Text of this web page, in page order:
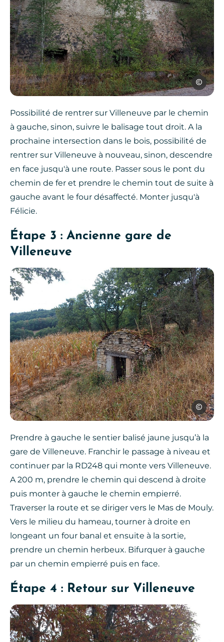
OTOA
Possibilité de rentrer sur Villeneuve par le chemin
à gauche, sinon, suivre le balisage tout droit. A la
prochaine intersection dans le bois, possibilité de
rentrer sur Villeneuve à nouveau, sinon, descendre
en face jusqu'à une route. Passer sous le pont du
chemin de fer et prendre le chemin tout de suite à
gauche avant le four désaffecté. Monter jusqu'à
Félicie.
Étape 3 : Ancienne gare de
Villeneuve
OTOA
Prendre à gauche le sentier balisé jaune jusqu’à la
gare de Villeneuve. Franchir le passage à niveau et
continuer par la RD248 qui monte vers Villeneuve.
A 200 m, prendre le chemin qui descend à droite
puis monter à gauche le chemin empierré.
Traverser la route et se diriger vers le Mas de Mouly.
Vers le milieu du hameau, tourner à droite en
longeant un four banal et ensuite à la sortie,
prendre un chemin herbeux. Bifurquer à gauche
par un chemin empierré puis en face.
Étape 4 : Retour sur Villeneuve